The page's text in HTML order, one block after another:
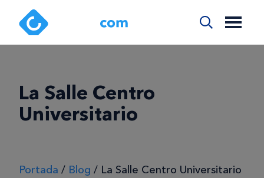
La Salle Centro
Universitario
Portada / Blog / La Salle Centro Universitario